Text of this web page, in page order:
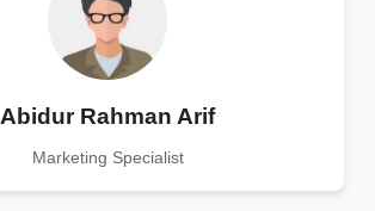
Abidur Rahman Arif
Marketing Specialist